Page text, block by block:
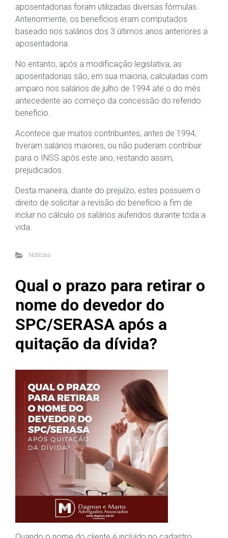
aposentadorias foram utilizadas diversas fórmulas.
Anteriormente, os benefícios eram computados
baseado nos salários dos 3 últimos anos anteriores a
aposentadoria.
No entanto, após a modificação legislativa, as
aposentadorias são, em sua maioria, calculadas com
amparo nos salários de julho de 1994 até o do mês
antecedente ao começo da concessão do referido
benefício.
Acontece que muitos contribuintes, antes de 1994,
tiveram salários maiores, ou não puderam contribuir
para o INSS após este ano, restando assim,
prejudicados.
Desta maneira, diante do prejuízo, estes possuem o
direito de solicitar a revisão do benefício a fim de
incluir no cálculo os salários auferidos durante toda a
vida.
Notícias
Qual o prazo para retirar o
nome do devedor do
SPC/SERASA após a
quitação da dívida?